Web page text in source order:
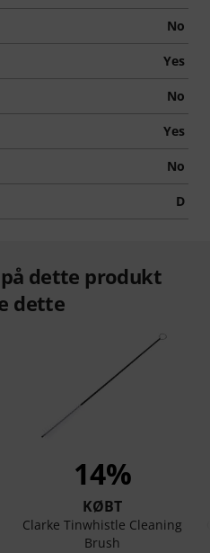
No
Yes
No
Yes
No
D
dette produkt
dette
14%
KØBT
Clarke Tinwhistle Cleaning
Brush